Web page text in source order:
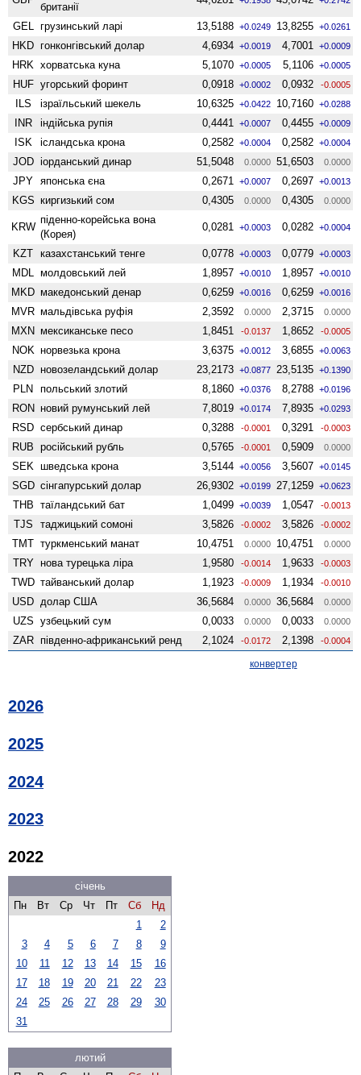
британії
GEL грузинський ларі 13,5188 +0.0249 13,8255 +0.0261
HKD гонконгівський долар 4,6934 +0.0019 4,7001 +0.0009
HRK хорватська куна 5,1070 +0.0005 5,1106 +0.0005
HUF угорський форинт 0,0918 +0.0002 0,0932 -0.0005
ILS ізраїльський шекель 10,6325 +0.0422 10,7160 +0.0288
INR індійська рупія 0,4441 +0.0007 0,4455 +0.0009
ISK ісландська крона 0,2582 +0.0004 0,2582 +0.0004
JOD іорданський динар 51,5048 0.0000 51,6503 0.0000
JPY японська єна 0,2671 +0.0007 0,2697 +0.0013
KGS киргизький сом 0,4305 0.0000 0,4305 0.0000
KRW
піденно-корейська вона
(Корея)
0,0281 +0.0003 0,0282 +0.0004
KZT казахстанський тенге 0,0778 +0.0003 0,0779 +0.0003
MDL молдовський лей 1,8957 +0.0010 1,8957 +0.0010
MKD македонський денар 0,6259 +0.0016 0,6259 +0.0016
MVR мальдівська руфія 2,3592 0.0000 2,3715 0.0000
MXN мексиканське песо 1,8451 -0.0137 1,8652 -0.0005
NOK норвезька крона 3,6375 +0.0012 3,6855 +0.0063
NZD ново­зеландський долар 23,2173 +0.0877 23,5135 +0.1390
PLN польський злотий 8,1860 +0.0376 8,2788 +0.0196
RON новий румунський лей 7,8019 +0.0174 7,8935 +0.0293
RSD сербський динар 0,3288 -0.0001 0,3291 -0.0003
RUB російський рубль 0,5765 -0.0001 0,5909 0.0000
SEK шведська крона 3,5144 +0.0056 3,5607 +0.0145
SGD сінгапурський долар 26,9302 +0.0199 27,1259 +0.0623
THB таїландський бат 1,0499 +0.0039 1,0547 -0.0013
TJS таджицький сомоні 3,5826 -0.0002 3,5826 -0.0002
TMT туркменський манат 10,4751 0.0000 10,4751 0.0000
TRY нова турецька ліра 1,9580 -0.0014 1,9633 -0.0003
TWD тайванський долар 1,1923 -0.0009 1,1934 -0.0010
USD долар США 36,5684 0.0000 36,5684 0.0000
UZS узбецький сум 0,0033 0.0000 0,0033 0.0000
ZAR південно-африканський ренд 2,1024 -0.0172 2,1398 -0.0004
конвертер
2026
2025
2024
2023
2022
січень
Пн
Вт Ср Чт Пт Сб
Нд
1
2
3
4 5 6 7 8
9
10
11 12 13 14 15
16
17
18 19 20 21 22
23
24
25 26 27 28 29
30
31
лютий